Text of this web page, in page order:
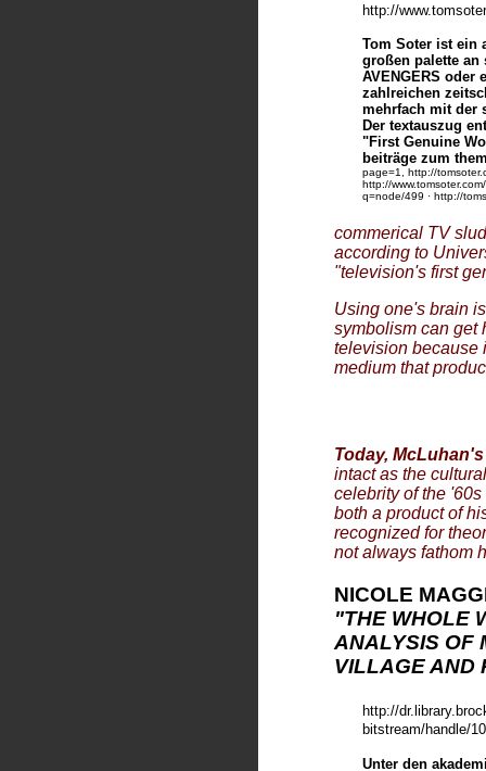
http://
Tom Soter ist ein
großen palette an
AVENGERS oder
zahlreichen
mehrfach mit der
Der textauszug
"First Genuine
beiträge zum
page=1
, http://
http://
q=node/499 · http://
commerical TV
according to
"television's first
Using one's brain
symbolism can get
television because
medium that
Today, McLuhan's
intact as the
celebrity of the
both a product of
recognized for
not always fathom
NICOLE
"THE WHOLE
ANALYSIS OF
VILLAGE AND
http://
bitstream/handle/
Unter den